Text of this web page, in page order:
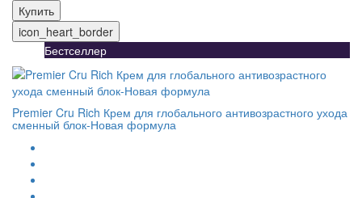
Купить
icon_heart_border
Бестселлер
Premier Cru Rich Крем для глобального антивозрастного ухода
сменный блок-Новая формула